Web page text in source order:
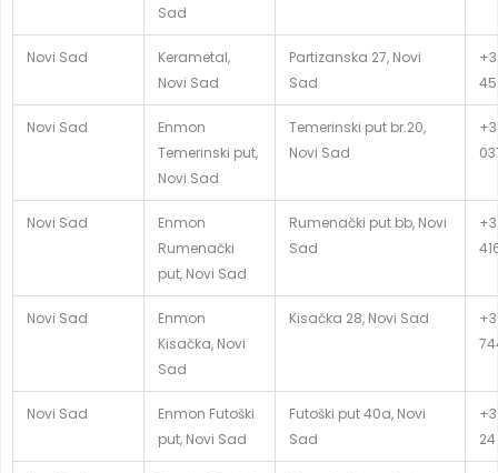
Sad
Novi Sad
Kerametal,
Novi Sad
Partizanska 27, Novi
Sad
Novi Sad
Enmon
Temerinski put,
Novi Sad
Temerinski put br.20,
Novi Sad
Novi Sad
Enmon
Rumenački
put, Novi Sad
Rumenački put bb, Novi
Sad
Novi Sad
Enmon
Kisačka, Novi
Sad
Kisačka 28, Novi Sad
Novi Sad
Enmon Futoški
put, Novi Sad
Futoški put 40a, Novi
Sad
24